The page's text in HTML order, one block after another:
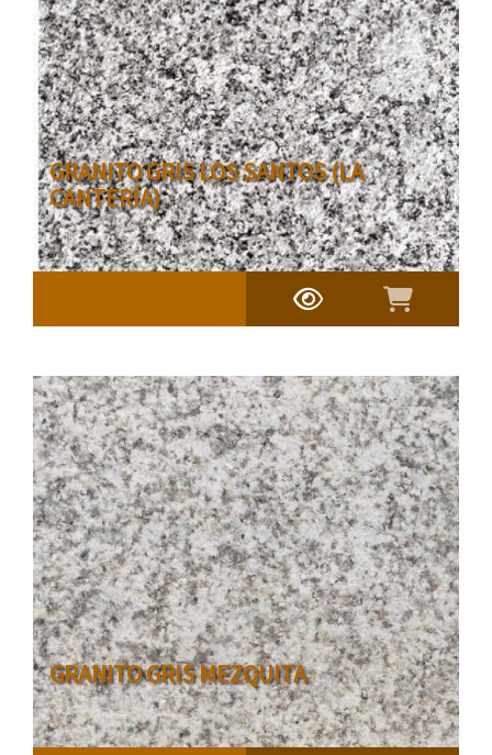
GRANITO GRIS LOS SANTOS (LA
CANTERÍA)
GRANITO GRIS MEZQUITA